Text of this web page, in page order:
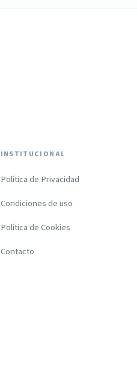
INSTITUCIONAL
Política de Privacidad
Condiciones de uso
Política de Cookies
Contacto